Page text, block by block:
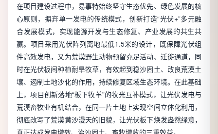
在项目建设过程中，易事特始终坚守生态优先、绿色发展的核
心原则，摒弃单一发电的传统模式，创新打造“光伏+”多元融
合发展模式，实现能源开发与生态修复、产业发展的共生共
赢。项目采用光伏阵列离地最低1.5米的设计，既保障光伏组
件高效发电，又为荒漠野生动物预留充足活动、迁徙通道，同
时在光伏板间种植耐旱牧草，有效起到稳沙固土、改良荒漠土
壤、遏制土地沙化的作用，持续修复区域生态环境。在此基础
上，项目创新落地“板下牧羊”的牧光互补模式，让光伏发电与
荒漠畜牧业有机结合，在同一片土地上实现空间立体化利用，
彻底改写了荒漠黄沙漫天的旧貌，让光伏板下焕发盎然绿意，
真正达成发电增效、治沙固土、畜牧增收的三重效益。